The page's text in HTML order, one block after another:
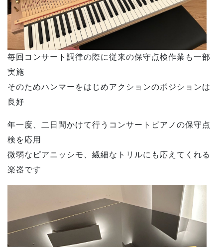
毎回コンサート調律の際に従来の保守点検作業も一部
実施
そのためハンマーをはじめアクションのポジションは
良好
年一度、二日間かけて行うコンサートピアノの保守点
検を応用
微弱なピアニッシモ、繊細なトリルにも応えてくれる
楽器です